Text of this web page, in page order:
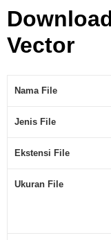
Vector
Nama File
Jenis File
Ekstensi File
Ukuran File